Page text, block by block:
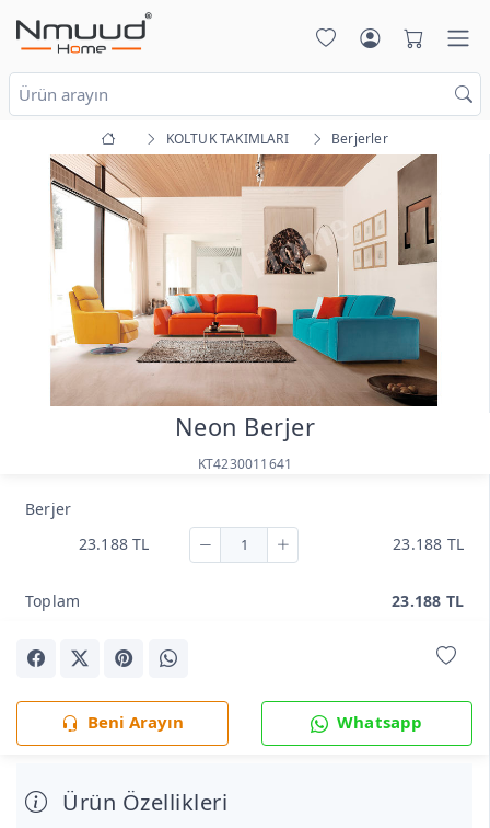
KOLTUK TAKIMLARI Berjerler
Neon Berjer
KT4230011641
Berjer
23.188 TL
23.188 TL
Toplam 23.188 TL
Beni Arayın Whatsapp
Ürün Özellikleri